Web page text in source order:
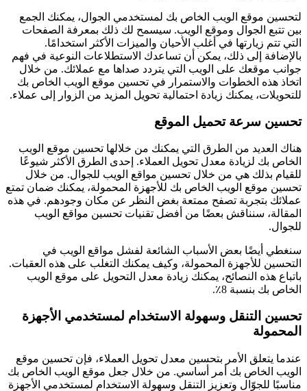
لتحسين موقع الويب الخاص بك لمستخدمي الجوال، يمكنك الجمع
بين تتبع الجوال وموقع الويب. سيسمح لك ذلك بمعرفة الصفحات
التي تتم زيارتها في أغلب الأحيان والميزات الأكثر استخدامًا.
بالإضافة إلى ذلك، يمكن أن تساعدك الاستطلاعات النوعية في فهم
جوانب موقعك على الويب التي يتردد صداها مع عملائك. من خلال
اتخاذ هذه الخطوات والاستمرار في تحسين موقع الويب الخاص بك
للتحويلات، يمكنك زيادة احتمالية تحويل المزيد من الزوار إلى عملاء.
تحسين سرعة تحميل الموقع
هناك العديد من الطرق التي يمكنك من خلالها تحسين موقع الويب
الخاص بك لزيادة معدل تحويل العملاء. إحدى الطرق الأكثر شيوعًا
للقيام بذلك هي من خلال تحسين مواقع الويب للجوال. من خلال
تحسين موقع الويب الخاص بك للأجهزة المحمولة، يمكنك ضمان تمتع
عملائك بتجربة تصفح ممتعة بغض النظر عن مكان وجودهم. في هذه
المقالة، سنناقش بعضًا من أفضل تقنيات تحسين مواقع الويب
للجوال.
سنغطي أيضًا بعض الأسباب الشائعة لفشل مواقع الويب في
التحسين للأجهزة المحمولة، وكيف يمكنك التغلب على هذه العقبات.
باتباع هذه النصائح، يمكنك زيادة معدل التحويل على موقع الويب
الخاص بك بنسبة 8٪.
تحسين التنقل وسهولة الاستخدام لمستخدمي الأجهزة
المحمولة
عندما يتعلق الأمر بتحسين معدل تحويل العملاء، فإن تحسين موقع
الويب الخاص بك أمر أساسي. من خلال جعل موقع الويب الخاص بك
مناسبًا للجوّال وتعزيز التنقل وسهولة الاستخدام لمستخدمي الأجهزة